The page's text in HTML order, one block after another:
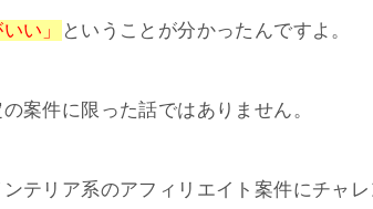
い」 ということが分かったんですよ。
案件に限った話ではありません。
テリア系のアフィリエイト案件にチャ